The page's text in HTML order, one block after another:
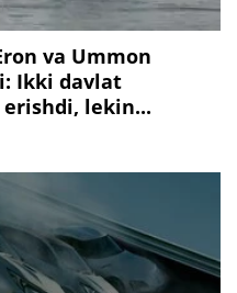
va Ummon
Ikki davlat
lekin...